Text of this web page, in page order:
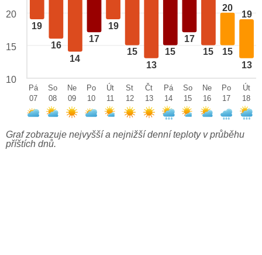
19
16
14
17
19
15
13
15
17
15
20
15
19
13
20
15
10
Pá
07
So
08
Ne
09
Po
10
Út
11
St
12
Čt
13
Pá
14
So
15
Ne
16
Po
17
Út
18
Graf zobrazuje nejvyšší a nejnižší denní teploty v průběhu
příštích dnů.